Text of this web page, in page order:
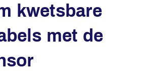
kwetsbare
met de